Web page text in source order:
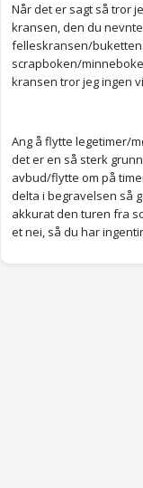
Når det er sagt så tror
kransen, den du
felleskransen/
scrapboken/
kransen tror jeg ingen
Ang å flytte legetimer/
det er en så sterk
avbud/flytte om på
delta i begravelsen så
akkurat den turen fra
et nei, så du har